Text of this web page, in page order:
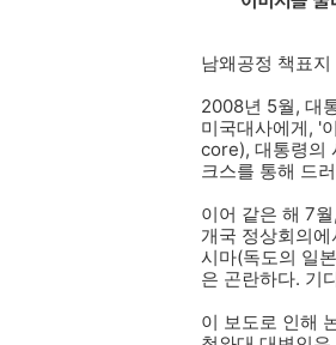
남왜공정 책표지
2008년 5월, 대
미국대사에게, '
core), 대통령의
크스를 통해 드
이어 같은 해 7
개국 정상회의
시마(독도의 일
은 곤란하다. 기
이 보도로 인해